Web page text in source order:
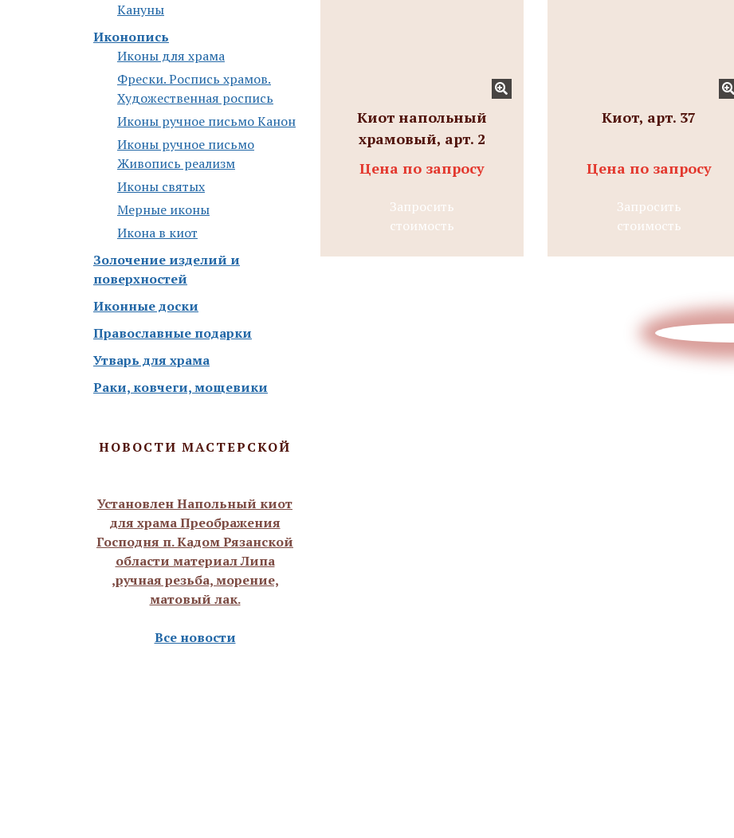
Кануны
Иконопись
Иконы для храма
Фрески. Роспись храмов.
Художественная роспись
Иконы ручное письмо Канон
Иконы ручное письмо
Живопись реализм
Иконы святых
Мерные иконы
Икона в киот
Золочение изделий и
поверхностей
Иконные доски
Православные подарки
Утварь для храма
Раки, ковчеги, мощевики
НОВОСТИ МАСТЕРСКОЙ
Установлен Напольный киот
для храма Преображения
Господня п. Кадом Рязанской
области материал Липа
,ручная резьба, морение,
матовый лак.
Все новости
Киот напольный
храмовый, арт. 2
Цена по запросу
Запросить
стоимость
Киот, арт. 37
Цена по запросу
Запросить
стоимость
Отправьте эскиз/схему/проект